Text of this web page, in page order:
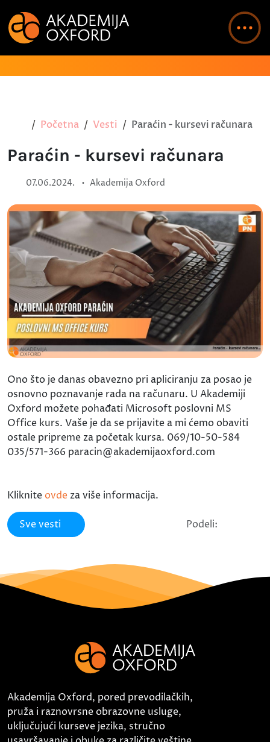
Početna Vesti Paraćin - kursevi računara
Paraćin - kursevi računara
07.06.2024. • Akademija Oxford
Ono što je danas obavezno pri apliciranju za posao je
osnovno poznavanje rada na računaru. U Akademiji
Oxford možete pohađati Microsoft poslovni MS
Office kurs. Vaše je da se prijavite a mi ćemo obaviti
ostale pripreme za početak kursa. 069/10-50-584
035/571-366 paracin@akademijaoxford.com
Kliknite ovde za više informacija.
Sve vesti Podeli:
Akademija Oxford, pored prevodilačkih,
pruža i raznovrsne obrazovne usluge,
uključujući kurseve jezika, stručno